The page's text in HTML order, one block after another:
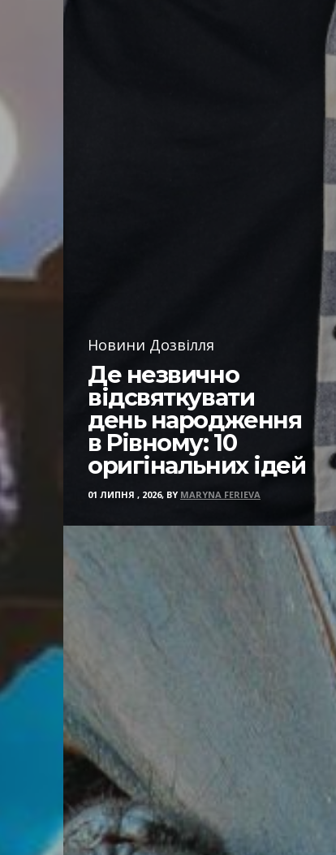
Новини Дозвілля
Де незвично
відсвяткувати
день народження
в Рівному: 10
оригінальних ідей
01 ЛИПНЯ , 2026, BY MARYNA FERIEVA